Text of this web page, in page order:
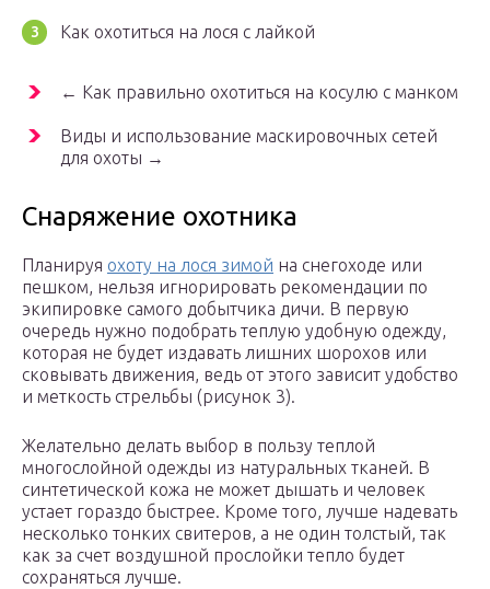
Как охотиться на лося с лайкой
← Как правильно охотиться на косулю с манком
Виды и использование маскировочных сетей
для охоты →
Снаряжение охотника
Планируя охоту на лося зимой на снегоходе или
пешком, нельзя игнорировать рекомендации по
экипировке самого добытчика дичи. В первую
очередь нужно подобрать теплую удобную одежду,
которая не будет издавать лишних шорохов или
сковывать движения, ведь от этого зависит удобство
и меткость стрельбы (рисунок 3).
Желательно делать выбор в пользу теплой
многослойной одежды из натуральных тканей. В
синтетической кожа не может дышать и человек
устает гораздо быстрее. Кроме того, лучше надевать
несколько тонких свитеров, а не один толстый, так
как за счет воздушной прослойки тепло будет
сохраняться лучше.